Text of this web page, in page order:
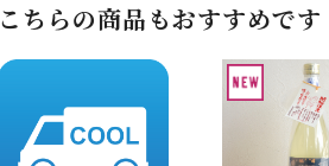
こちらの商品もおすすめです